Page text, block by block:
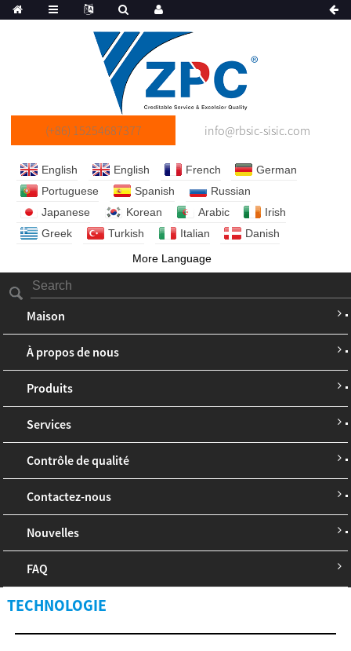
(+86) 15254687377 info@rbsic-sisic.com
English English French
German
Portuguese
Spanish
Russian
Japanese
Korean Arabic
Irish
Greek
Turkish Italian
Danish
More Language
Maison
À propos de nous
Produits
Services
Contrôle de qualité
Contactez-nous
Nouvelles
FAQ
TECHNOLOGIE